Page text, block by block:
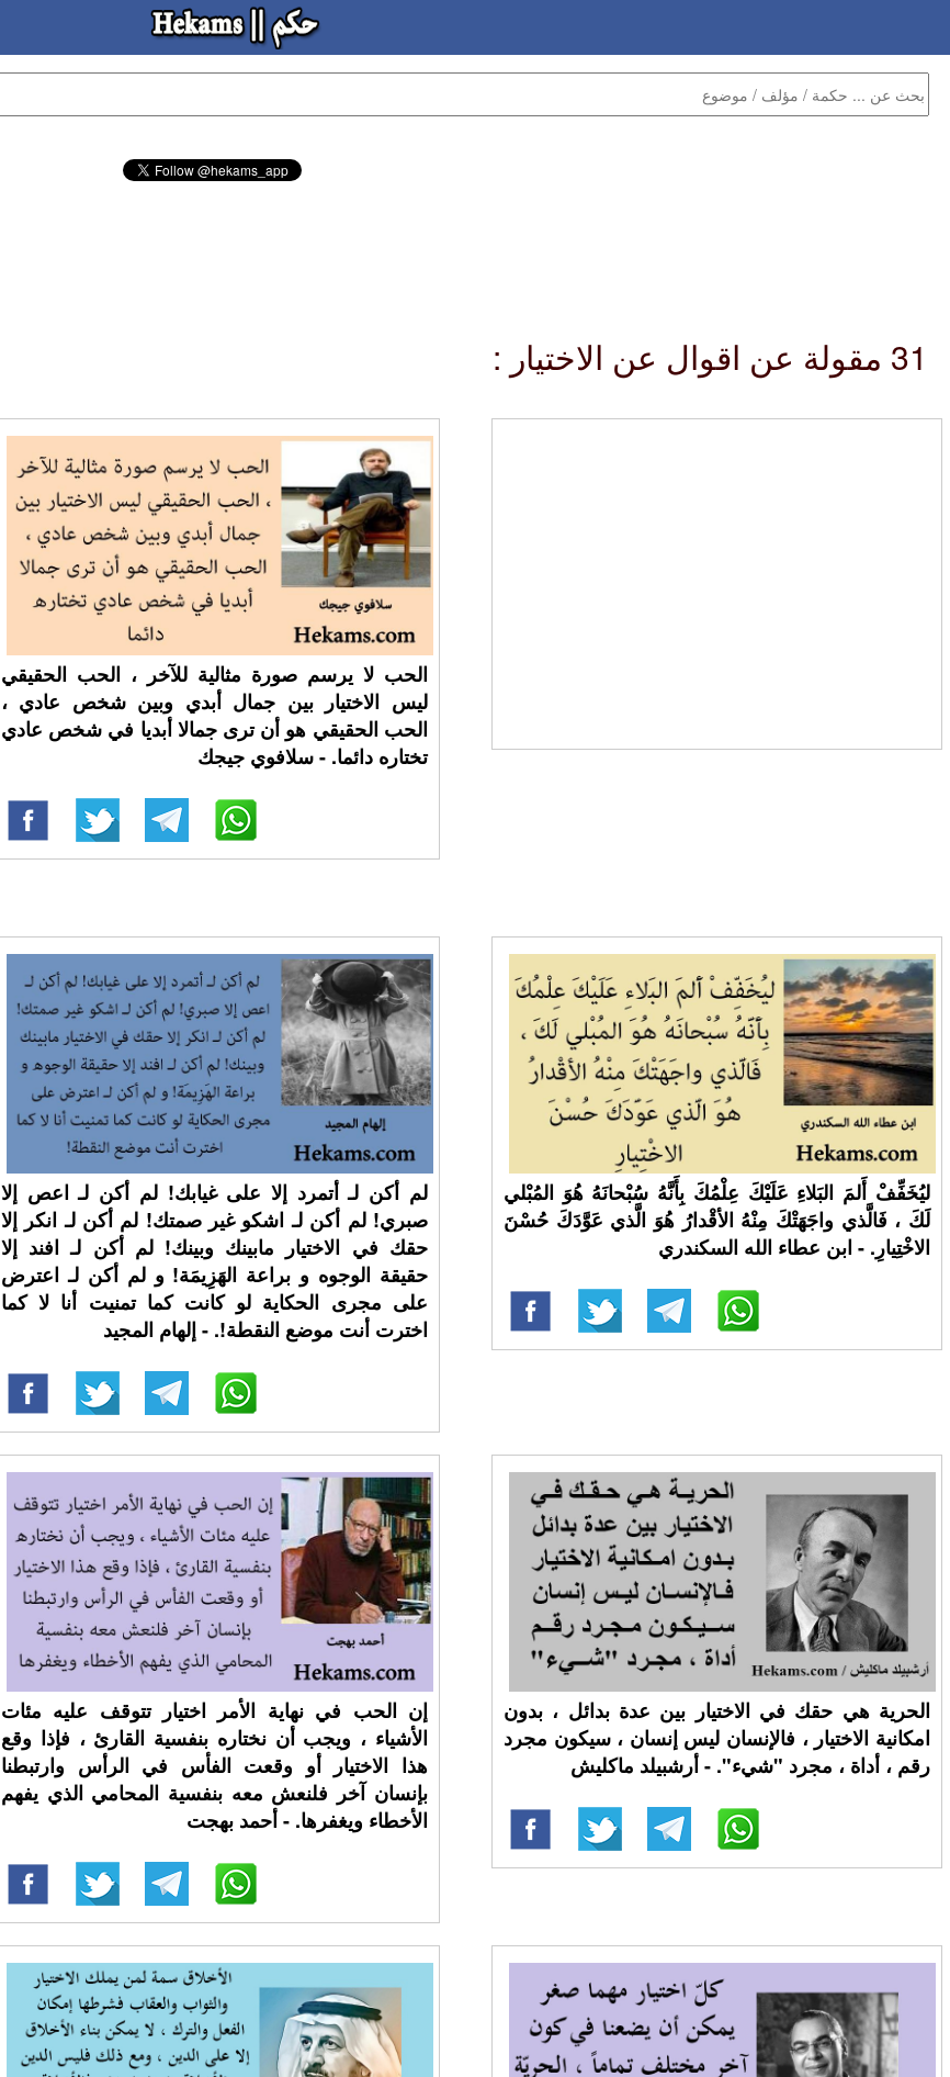
31 مقولة عن اقوال عن الاختيار :
الحب لا يرسم صورة مثالية للآخر ، الحب الحقيقي
ليس الاختيار بين جمال أبدي وبين شخص عادي ،
الحب الحقيقي هو أن ترى جمالا أبديا في شخص عادي
تختاره دائما. - سلافوي جيجك
لم أكن لـ أتمرد إلا على غيابك! لم أكن لـ اعص إلا
صبري! لم أكن لـ اشكو غير صمتك! لم أكن لـ انكر إلا
حقك في الاختيار مابينك وبينك! لم أكن لـ افند إلا
حقيقة الوجوه و براعة الهَزِيمَة! و لم أكن لـ اعترض
على مجرى الحكاية لو كانت كما تمنيت أنا لا كما
اخترت أنت موضع النقطة!. - إلهام المجيد
ليُخَفِّفْ أَلمَ البَلاءِ عَلَيْكَ عِلْمُكَ بِأَنَّهُ سُبْحانَهُ هُوَ المُبْلي
لَكَ ، فَالَّذي واجَهَتْكَ مِنْهُ الأقْدارُ هُوَ الَّذي عَوَّدَكَ حُسْنَ
الاخْتِيارِ. - ابن عطاء الله السكندري
إن الحب في نهاية الأمر اختيار تتوقف عليه مئات
الأشياء ، ويجب أن نختاره بنفسية القارئ ، فإذا وقع
هذا الاختيار أو وقعت الفأس في الرأس وارتبطنا
بإنسان آخر فلنعش معه بنفسية المحامي الذي يفهم
الأخطاء ويغفرها. - أحمد بهجت
الحرية هي حقك في الاختيار بين عدة بدائل ، بدون
امكانية الاختيار ، فالإنسان ليس إنسان ، سيكون مجرد
رقم ، أداة ، مجرد "شيء". - أرشبيلد ماكليش